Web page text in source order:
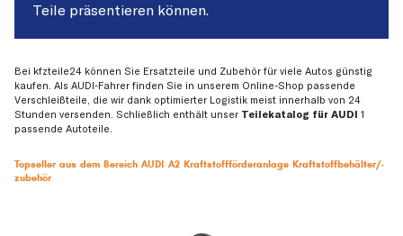
Teile präsentieren können.
Bei kfzteile24 können Sie Ersatzteile und Zubehör für viele Autos günstig
kaufen. Als AUDI-Fahrer finden Sie in unserem Online-Shop passende
Verschleißteile, die wir dank optimierter Logistik meist innerhalb von 24
Stunden versenden. Schließlich enthält unser Teilekatalog für AUDI 1
passende Autoteile.
Topseller aus dem Bereich AUDI A2 Kraftstoffförderanlage Kraftstoffbehälter/-
zubehör